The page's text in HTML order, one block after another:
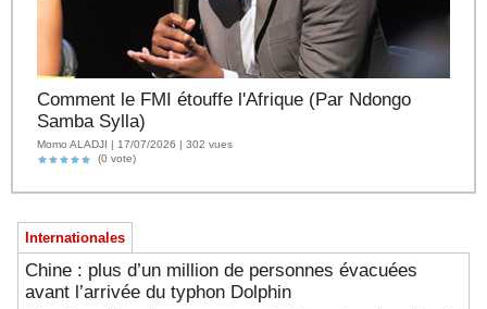
Comment le FMI étouffe l'Afrique (Par Ndongo
Samba Sylla)
Momo ALADJI | 17/07/2026 | 302 vues
(0 vote)
Internationales
Chine : plus d’un million de personnes évacuées
avant l’arrivée du typhon Dolphin